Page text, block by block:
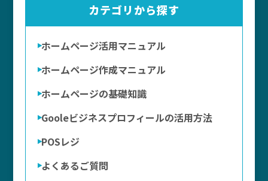
カテゴリから探す
ホームページ活用マニュアル
ホームページ作成マニュアル
ホームページの基礎知識
Gooleビジネスプロフィールの活用方法
POSレジ
よくあるご質問